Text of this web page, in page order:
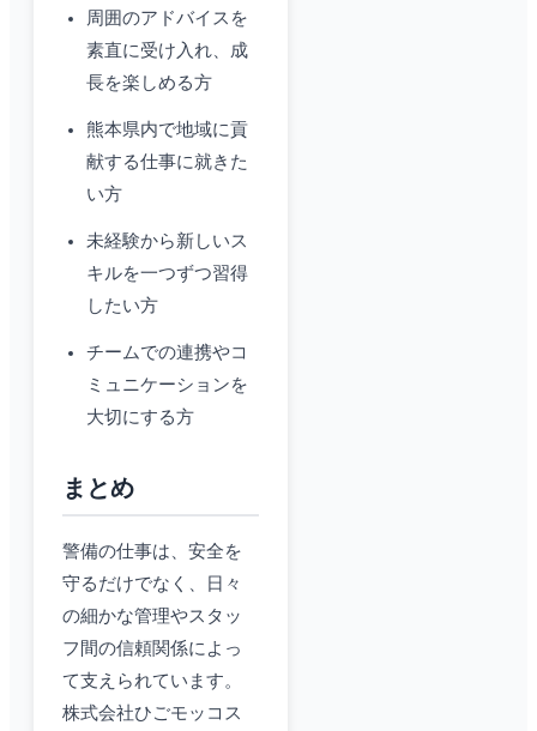
周囲のアドバイスを
素直に受け入れ、成
長を楽しめる方
熊本県内で地域に貢
献する仕事に就きた
い方
未経験から新しいス
キルを一つずつ習得
したい方
チームでの連携やコ
ミュニケーションを
大切にする方
まとめ
警備の仕事は、安全を
守るだけでなく、日々
の細かな管理やスタッ
フ間の信頼関係によっ
て支えられています。
株式会社ひごモッコス